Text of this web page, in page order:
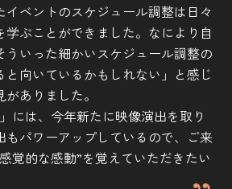
イベントのスケジュール調整は日々
学ぶことができました。なにより自
ういった細かいスケジュール調整の
向いているかもしれない」と感じ
ありました。
」には、今年新たに映像演出を取り
もパワーアップしているので、ご来
覚的な感動”を覚えていただきたい